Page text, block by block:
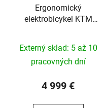
Ergonomický
elektrobicykel KTM
Externý sklad: 5 až 10
pracovných dní
4 999 €